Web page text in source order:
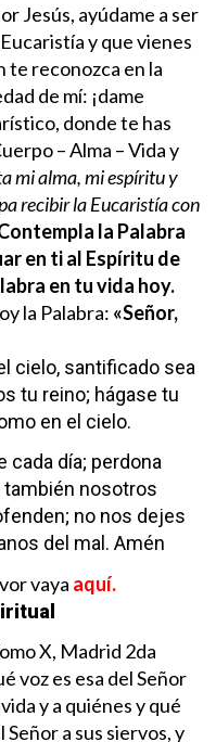
Jesús, ayúdame a ser
y que vienes
te reconozca en la
de mí: ¡dame
donde te has
– Alma – Vida y
mi alma, mi espíritu y
recibir la Eucaristía con
la Palabra
en ti al Espíritu de
en tu vida hoy.
la Palabra: «Señor,
cielo, santificado sea
tu reino; hágase tu
en el cielo.
cada día; perdona
también nosotros
no nos dejes
del mal. Amén
vaya aquí.
X, Madrid 2da
voz es esa del Señor
y a quiénes y qué
a sus siervos, y